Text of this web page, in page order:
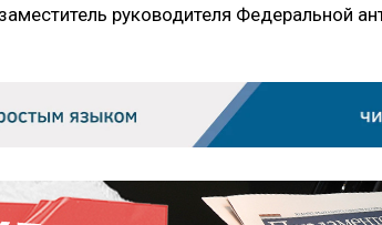
руководителя Федеральной